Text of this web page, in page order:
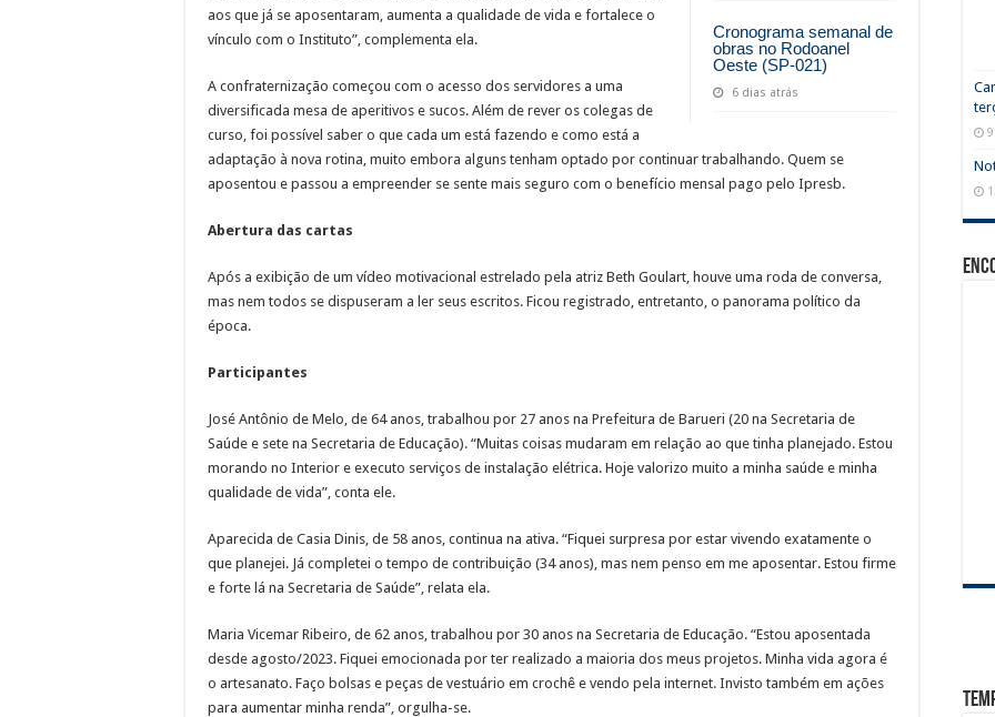
Cronograma semanal de
obras no Rodoanel
Oeste (SP-021)
6 dias atrás
aos que já se aposentaram, aumenta a qualidade de vida e fortalece o
vínculo com o Instituto”, complementa ela.
A confraternização começou com o acesso dos servidores a uma
diversificada mesa de aperitivos e sucos. Além de rever os colegas de
curso, foi possível saber o que cada um está fazendo e como está a
adaptação à nova rotina, muito embora alguns tenham optado por continuar trabalhando. Quem se
aposentou e passou a empreender se sente mais seguro com o benefício mensal pago pelo Ipresb.
Abertura das cartas
Após a exibição de um vídeo motivacional estrelado pela atriz Beth Goulart, houve uma roda de conversa,
mas nem todos se dispuseram a ler seus escritos. Ficou registrado, entretanto, o panorama político da
época.
Participantes
José Antônio de Melo, de 64 anos, trabalhou por 27 anos na Prefeitura de Barueri (20 na Secretaria de
Saúde e sete na Secretaria de Educação). “Muitas coisas mudaram em relação ao que tinha planejado. Estou
morando no Interior e executo serviços de instalação elétrica. Hoje valorizo muito a minha saúde e minha
qualidade de vida”, conta ele.
Aparecida de Casia Dinis, de 58 anos, continua na ativa. “Fiquei surpresa por estar vivendo exatamente o
que planejei. Já completei o tempo de contribuição (34 anos), mas nem penso em me aposentar. Estou firme
e forte lá na Secretaria de Saúde”, relata ela.
Maria Vicemar Ribeiro, de 62 anos, trabalhou por 30 anos na Secretaria de Educação. “Estou aposentada
desde agosto/2023. Fiquei emocionada por ter realizado a maioria dos meus projetos. Minha vida agora é
o artesanato. Faço bolsas e peças de vestuário em crochê e vendo pela internet. Invisto também em ações
para aumentar minha renda”, orgulha-se.